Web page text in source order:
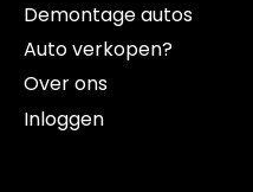
Demontage autos
Auto verkopen?
Over ons
Inloggen